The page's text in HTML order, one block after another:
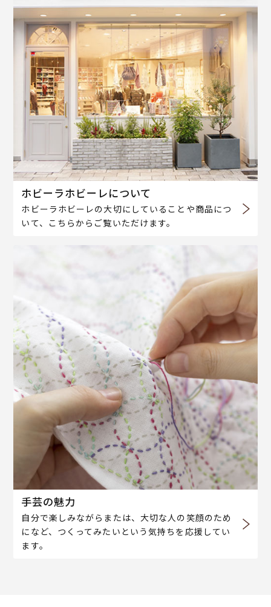
ホビーラホビーレについて
ホビーラホビーレの大切にしていることや商品につ
いて、こちらからご覧いただけます。
手芸の魅力
自分で楽しみながらまたは、大切な人の笑顔のため
になど、つくってみたいという気持ちを応援してい
ます。